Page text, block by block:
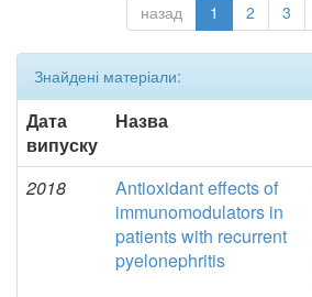
назад 1 2 3
Знайдені матеріали:
Дата
випуску
Назва
2018
Antioxidant effects of
immunomodulators in
patients with recurrent
pyelonephritis